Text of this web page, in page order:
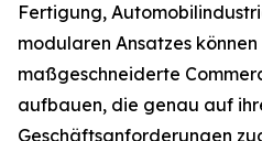
Fertigung,
modularen Ansatzes
maßgeschneiderte
aufbauen, die genau auf
Geschäftsanforderungen